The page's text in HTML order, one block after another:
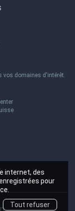
internet, des
pour
Tout refuser
vos domaines d'intérêt.